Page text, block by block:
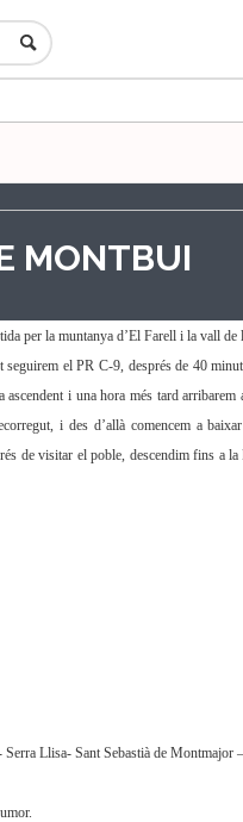
MONTBUI
per la muntanya d’El Farell i la vall de
el PR C-9, després de 40
ascendent i una hora més tard
i des d’allà comencem a
de visitar el poble, descendim fins a
Llisa- Sant Sebastià de Montmajor